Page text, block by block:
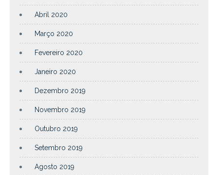
Abril 2020
Março 2020
Fevereiro 2020
Janeiro 2020
Dezembro 2019
Novembro 2019
Outubro 2019
Setembro 2019
Agosto 2019